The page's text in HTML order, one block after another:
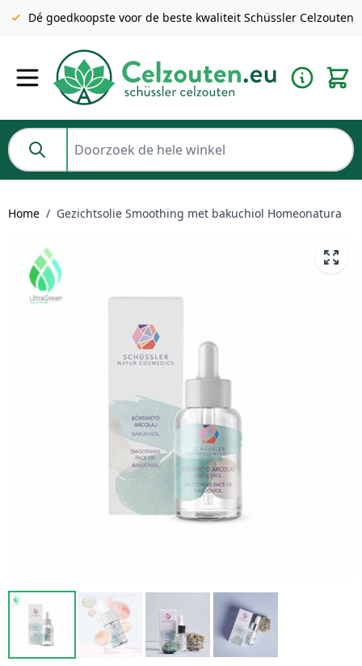
Gratis verzending v.a. €49 NL | BE pakket tot 2KG gratis v.a.
€69
Dé goedkoopste voor de beste kwaliteit Schüssler Celzouten
Doorzoek de hele winkel
Home / Gezichtsolie Smoothing met bakuchiol Homeonatura